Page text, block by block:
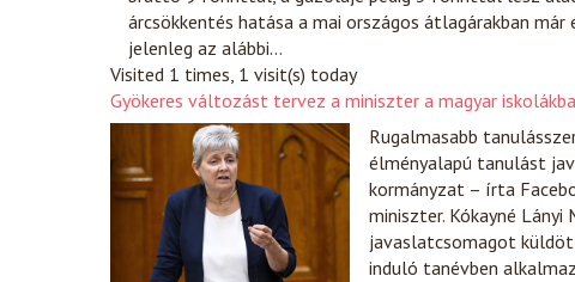
árcsökkentés hatása a mai országos átlagárakban
jelenleg az alábbi…
Visited 1 times, 1 visit(s) today
Gyökeres változást tervez a miniszter a magyar
Rugalmasabb
élményalapú tanulást
kormányzat – írta
miniszter. Kókayné
javaslatcsomagot
induló tanévben